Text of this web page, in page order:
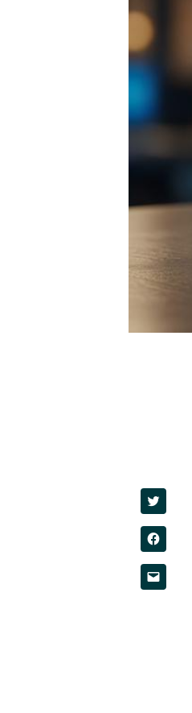
to
on
(Opens
in
to
on
(Opens
to